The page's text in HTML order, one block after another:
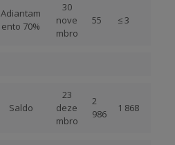
Adiantam
ento 70%
30
nove
mbro
55 ≤ 3
Saldo
23
deze
mbro
2
986
1 868